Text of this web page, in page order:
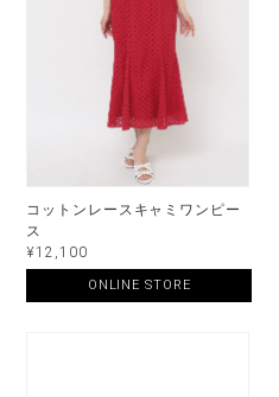
コットンレースキャミワンピー
ス
¥12,100
ONLINE STORE